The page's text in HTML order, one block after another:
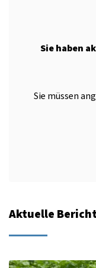
Sie haben
Sie müssen
Aktuelle